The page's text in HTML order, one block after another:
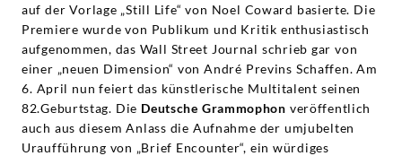
auf der Vorlage „Still Life“ von Noel Coward basierte. Die
Premiere wurde von Publikum und Kritik enthusiastisch
aufgenommen, das Wall Street Journal schrieb gar von
einer „neuen Dimension“ von André Previns Schaffen. Am
6. April nun feiert das künstlerische Multitalent seinen
82.Geburtstag. Die Deutsche Grammophon veröffentlich
auch aus diesem Anlass die Aufnahme der umjubelten
Uraufführung von „Brief Encounter“, ein würdiges